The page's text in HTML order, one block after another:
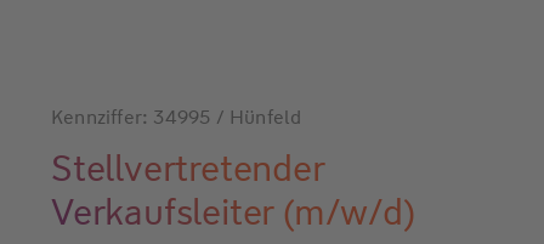
Kennziffer: 34995 / Hünfeld
Stellvertretender
Verkaufsleiter (m/w/d)